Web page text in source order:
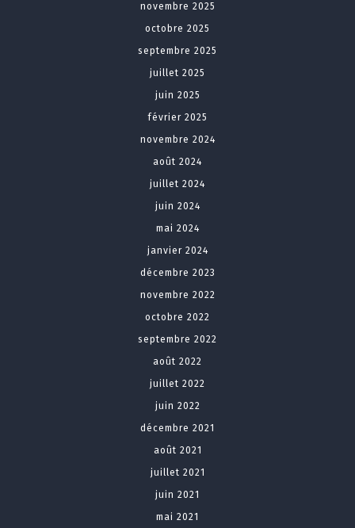
novembre 2025
octobre 2025
septembre 2025
juillet 2025
juin 2025
février 2025
novembre 2024
août 2024
juillet 2024
juin 2024
mai 2024
janvier 2024
décembre 2023
novembre 2022
octobre 2022
septembre 2022
août 2022
juillet 2022
juin 2022
décembre 2021
août 2021
juillet 2021
juin 2021
mai 2021